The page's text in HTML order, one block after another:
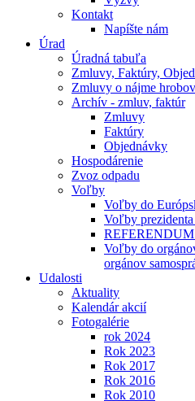
Kontakt
Napíšte nám
Úrad
Úradná tabuľa
Zmluvy, Faktúry,
Zmluvy o nájme
Archív - zmluv, faktúr
Zmluvy
Faktúry
Objednávky
Hospodárenie
Zvoz odpadu
Voľby
Voľby do
Voľby
REFERENDUM
Voľby do
orgánov
Udalosti
Aktuality
Kalendár akcií
Fotogalérie
rok 2024
Rok 2023
Rok 2017
Rok 2016
Rok 2010